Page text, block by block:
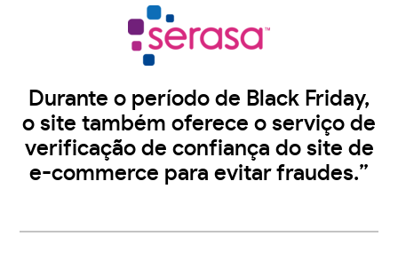
Durante o período de Black Friday,
o site também oferece o serviço de
verificação de confiança do site de
e-commerce para evitar fraudes.”